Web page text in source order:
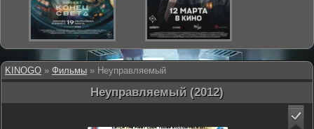
KINOGO » Фильмы » Неуправляемый
Неуправляемый (2012)